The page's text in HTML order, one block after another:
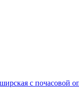
c почасовой